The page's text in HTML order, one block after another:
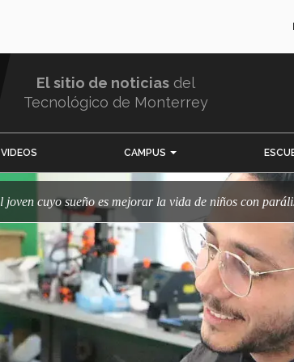
El sitio de noticias del
Tecnológico de Monterrey
VIDEOS CAMPUS
El joven cuyo sueño es mejorar la vida de niños con